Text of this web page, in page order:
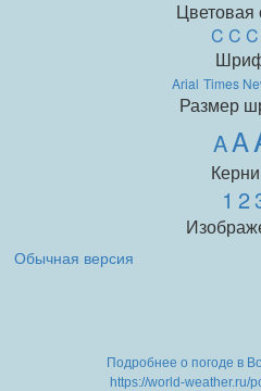
Цветовая
C C C
Arial Times
Размер
AA
1 2
Обычная версия
Подробнее о погоде в
https://world-weather.ru/